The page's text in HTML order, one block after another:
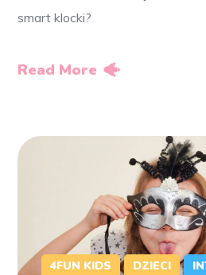
smart klocki?
Read More
4FUN KIDS DZIECI